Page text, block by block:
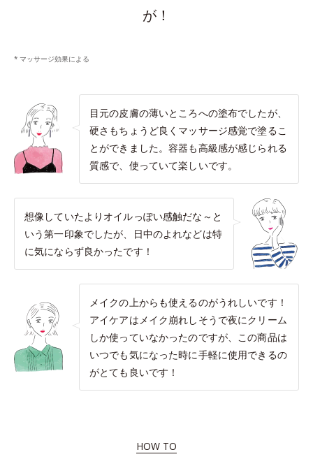
が！
マッサージ効果による
目元の皮膚の薄いところへの塗布でしたが、
硬さもちょうど良くマッサージ感覚で塗るこ
とができました。容器も高級感が感じられる
質感で、使っていて楽しいです。
想像していたよりオイルっぽい感触だな～と
いう第一印象でしたが、日中のよれなどは特
に気にならず良かったです！
メイクの上からも使えるのがうれしいです！
アイケアはメイク崩れしそうで夜にクリーム
しか使っていなかったのですが、この商品は
いつでも気になった時に手軽に使用できるの
がとても良いです！
HOW TO